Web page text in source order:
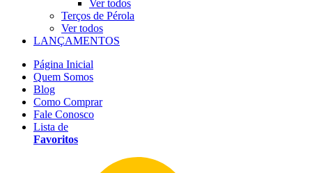
Ver todos
Terços de Pérola
Ver todos
LANÇAMENTOS
Página Inicial
Quem Somos
Blog
Como Comprar
Fale Conosco
Lista de
Favoritos